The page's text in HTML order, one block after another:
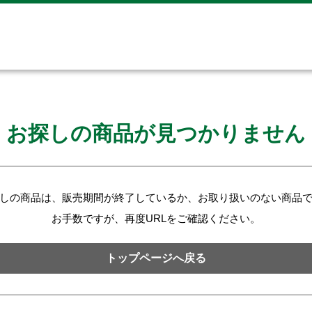
お探しの商品が見つかりません
の商品は、販売期間が終了しているか、お取り扱いのない商品
お手数ですが、再度URLをご確認ください。